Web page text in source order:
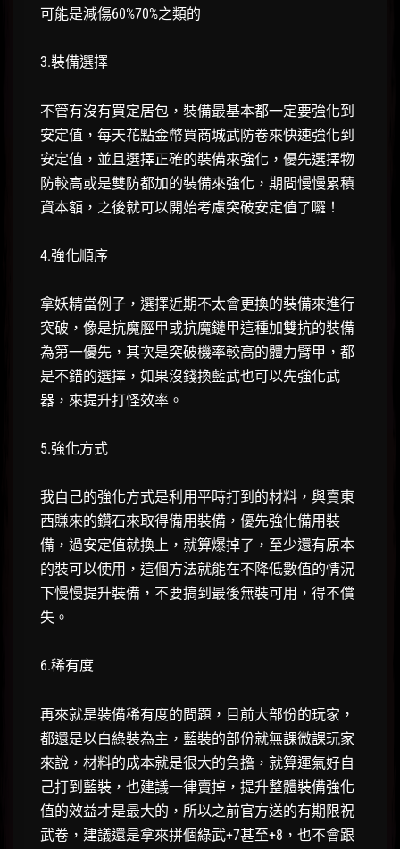
可能是減傷60%70%之類的
3.裝備選擇
不管有沒有買定居包，裝備最基本都一定要強化到
安定值，每天花點金幣買商城武防卷來快速強化到
安定值，並且選擇正確的裝備來強化，優先選擇物
防較高或是雙防都加的裝備來強化，期間慢慢累積
資本額，之後就可以開始考慮突破安定值了囉！
4.強化順序
拿妖精當例子，選擇近期不太會更換的裝備來進行
突破，像是抗魔脛甲或抗魔鏈甲這種加雙抗的裝備
為第一優先，其次是突破機率較高的體力臂甲，都
是不錯的選擇，如果沒錢換藍武也可以先強化武
器，來提升打怪效率。
5.強化方式
我自己的強化方式是利用平時打到的材料，與賣東
西賺來的鑽石來取得備用裝備，優先強化備用裝
備，過安定值就換上，就算爆掉了，至少還有原本
的裝可以使用，這個方法就能在不降低數值的情況
下慢慢提升裝備，不要搞到最後無裝可用，得不償
失。
6.稀有度
再來就是裝備稀有度的問題，目前大部份的玩家，
都還是以白綠裝為主，藍裝的部份就無課微課玩家
來說，材料的成本就是很大的負擔，就算運氣好自
己打到藍裝，也建議一律賣掉，提升整體裝備強化
值的效益才是最大的，所以之前官方送的有期限祝
武卷，建議還是拿來拼個綠武+7甚至+8，也不會跟